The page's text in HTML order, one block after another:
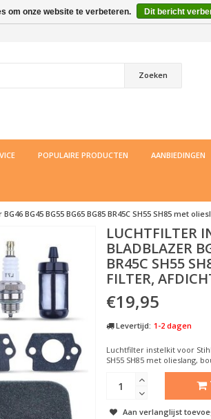
Zoeken
POPULAIRE PRODUCTEN AANBIEDINGEN
BG45 BG55 BG65 BG85 BR45C SH55 SH85 met
LUCHTFILTER
BLADBLAZER
BR45C SH55
FILTER,
€19,95
Levertijd: 1-2 dagen
Luchtfilter instelkit voor Stihl
SH55 SH85 met olieslang,
Aan verlanglijst
om onze website te verbeteren. Dit bericht